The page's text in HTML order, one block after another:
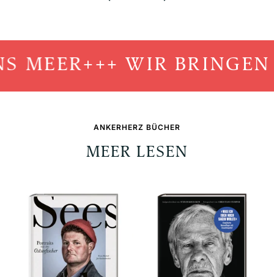
+++ WIR BRINGEN
ANKERHERZ BÜCHER
MEER LESEN